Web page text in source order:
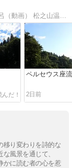
" target="_blank" title="">女将の雪見露天風呂（動画） 松之山温泉ふくずみお客様の露天風呂風景の動画を募集しています（ここに掲載）
ペルセウス座
2日前
移り変わりを詩的な
風景を通じて、
かに読む者の心を惹